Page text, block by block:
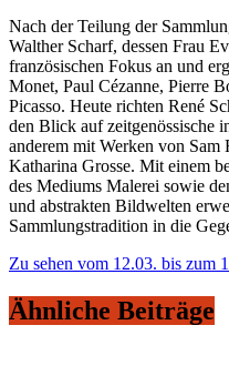
Nach der Teilung der
Walther Scharf, dessen Frau
französischen Fokus an und
Monet, Paul Cézanne, Pierre
Picasso. Heute richten René
den Blick auf zeitgenössische
anderem mit Werken von
Katharina Grosse. Mit einem
des Mediums Malerei sowie
und abstrakten Bildwelten
Sammlungstradition in die
Zu sehen vom 12.03. bis zum
Ähnliche Beiträge